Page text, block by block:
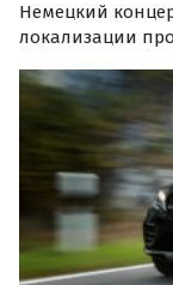
Немецкий
локализации
городе Чекане
издание The